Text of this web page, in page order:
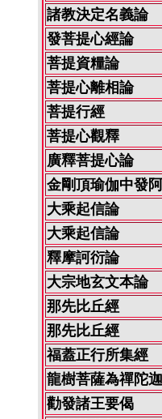
諸教決定名義論
發菩提心經論
菩提資糧論
菩提心離相論
菩提行經
菩提心觀釋
廣釋菩提心論
金剛頂瑜伽中發
大乘起信論
大乘起信論
釋摩訶衍論
大宗地玄文本論
那先比丘經
那先比丘經
福蓋正行所集經
龍樹菩薩為禪陀
勸發諸王要偈